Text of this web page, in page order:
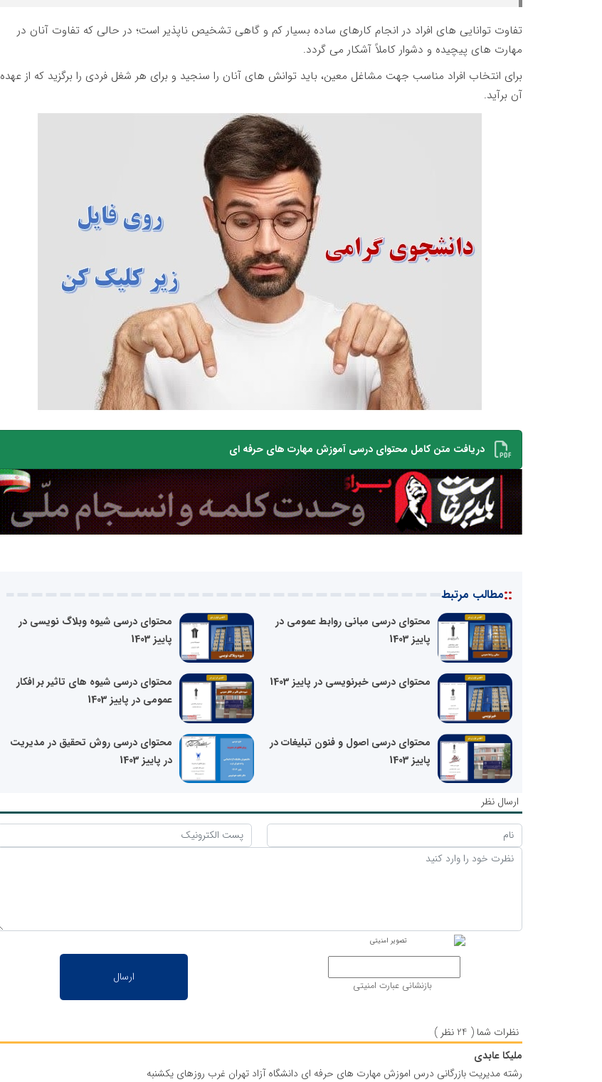
تفاوت توانایی های افراد در انجام کارهای ساده بسیار کم و گاهی تشخیص ناپذیر است؛ در حالی که تفاوت آنان در
مهارت های پیچیده و دشوار کاملاً آشکار می گردد.
برای انتخاب افراد مناسب جهت مشاغل معین، باید توانش های آنان را سنجید و برای هر شغل فردی را برگزید که از عهده
آن برآید.
دریافت متن کامل محتوای درسی آموزش مهارت های حرفه ای
::مطالب مرتبط
محتوای درسی مبانی روابط عمومی در
پاییز 1403
محتوای درسی شیوه وبلاگ نویسی در
پاییز 1403
محتوای درسی خبرنویسی در پاییز 1403
محتوای درسی شیوه های تاثیر بر افکار
عمومی در پاییز 1403
محتوای درسی اصول و فنون تبلیغات در
پاییز 1403
محتوای درسی روش تحقیق در مدیریت
در پاییز 1403
ارسال نظر
بازنشانی عبارت امنیتی
نظرات شما ( 24 نظر )
ملیکا عابدی
رشته مدیریت بازرگانی درس اموزش مهارت های حرفه ای دانشگاه آزاد تهران غرب روزهای یکشنبه